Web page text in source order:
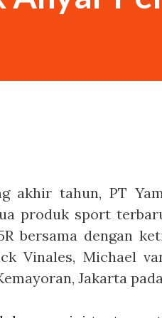
Saya
akhir tahun, PT
produk sport
bersama dengan
Vinales, Michael
Jakarta